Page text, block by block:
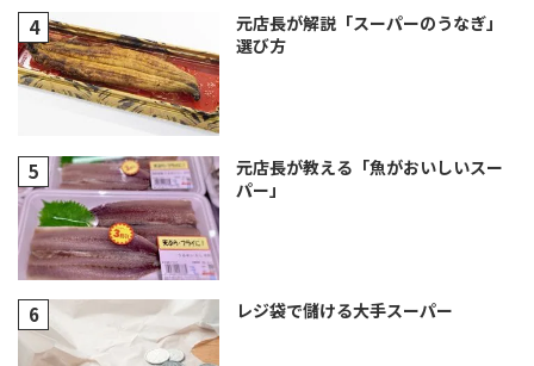
元店長が解説「スーパーのうなぎ」
選び方
元店長が教える「魚がおいしいスー
パー」
レジ袋で儲ける大手スーパー